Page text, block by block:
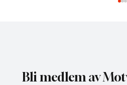
Bli medlem av